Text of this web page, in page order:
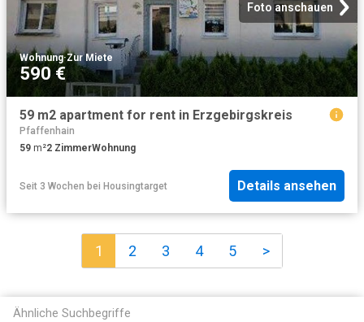
Foto anschauen
Wohnung·Zur Miete
590 €
59 m2 apartment for rent in Erzgebirgskreis
Pfaffenhain
59 m²2 ZimmerWohnung
Seit 3 Wochen bei Housingtarget Details ansehen
1 2 3 4 5 >
Ähnliche Suchbegriffe